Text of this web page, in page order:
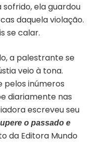
ela guardou
daquela violação.
se calar.
a palestrante se
veio à tona.
pelos inúmeros
diariamente nas
escreveu seu
o passado e
da Editora Mundo